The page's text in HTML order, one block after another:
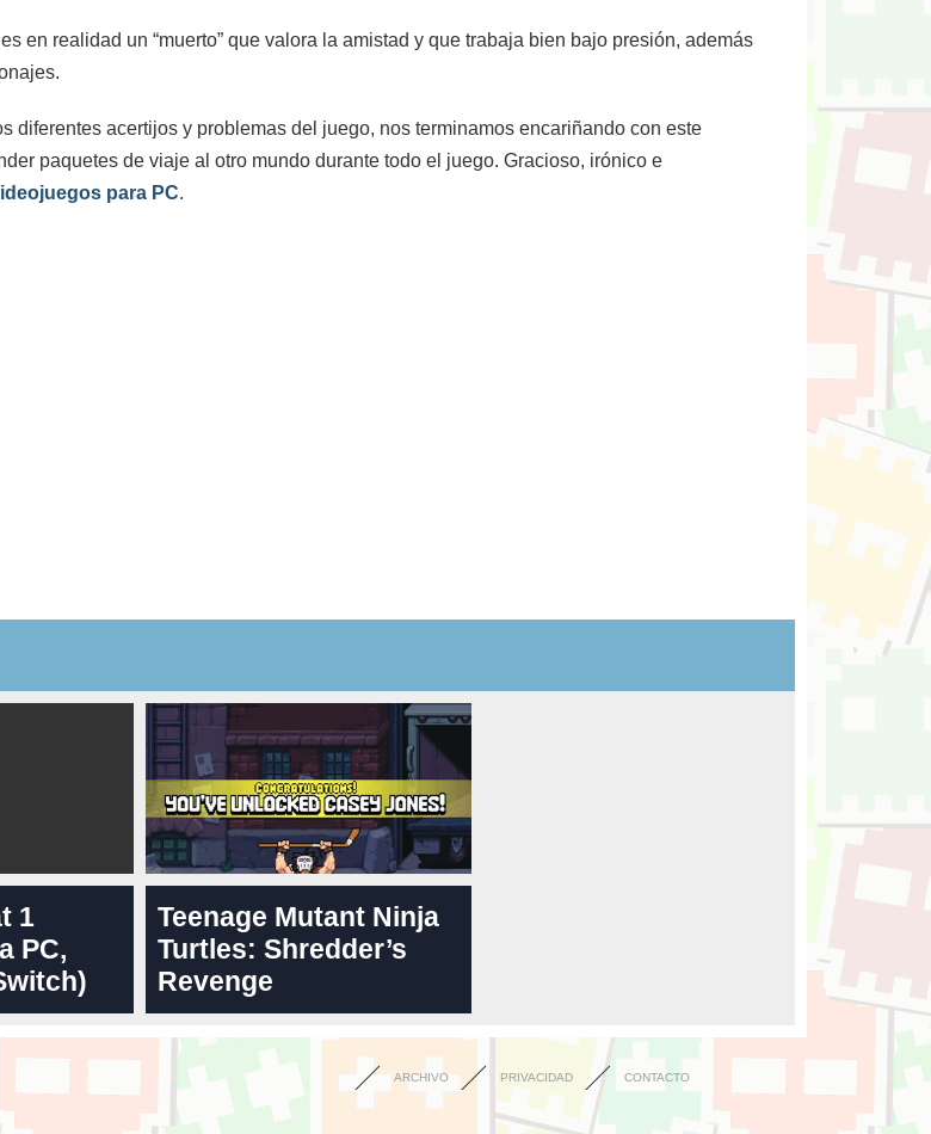
en realidad un “muerto” que valora la amistad y que trabaja bien bajo presión, además
diferentes acertijos y problemas del juego, nos terminamos encariñando con este
paquetes de viaje al otro mundo durante todo el juego. Gracioso, irónico e
para PC.
1
PC,
Teenage Mutant Ninja
Turtles: Shredder’s
Revenge
ARCHIVO PRIVACIDAD CONTACTO